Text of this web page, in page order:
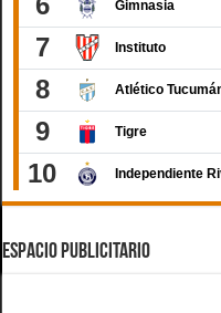
ESPACIO PUBLICITARIO